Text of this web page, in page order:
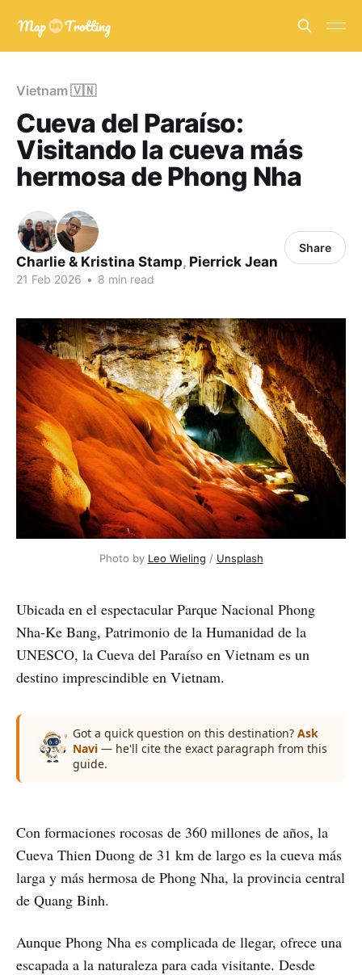
Vietnam 🇻🇳
Cueva del Paraíso:
Visitando la cueva más
hermosa de Phong Nha
Charlie & Kristina Stamp, Pierrick Jean
21 Feb 2026 • 8 min read
Share
Photo by Leo Wieling / Unsplash
Ubicada en el espectacular Parque Nacional Phong
Nha-Ke Bang, Patrimonio de la Humanidad de la
UNESCO, la Cueva del Paraíso en Vietnam es un
destino imprescindible en Vietnam.
Got a quick question on this destination? Ask
Navi — he'll cite the exact paragraph from this
guide.
Con formaciones rocosas de 360 millones de años, la
Cueva Thien Duong de 31 km de largo es la cueva más
larga y más hermosa de Phong Nha, la provincia central
de Quang Binh.
Aunque Phong Nha es complicada de llegar, ofrece una
escapada a la naturaleza para cada visitante. Desde